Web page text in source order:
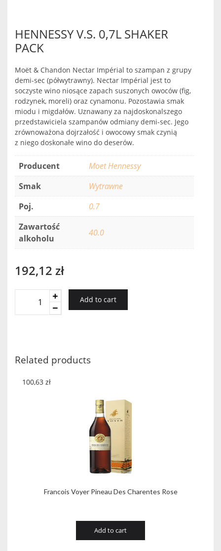
HENNESSY V.S. 0,7L SHAKER
PACK
Moët & Chandon Nectar Impérial to szampan z grupy
demi-sec (półwytrawny). Nectar Impérial jest to
soczyste wino niosące zapach suszonych owoców (fig,
rodzynek, moreli) oraz cynamonu. Pozostawia smak
miodu i migdałów. Uznawany za najdoskonalszego
przedstawiciela szampanów odmiany demi-sec. Jego
zrównoważona dojrzałość i owocowy smak czynią
z niego doskonałe wino do deserów.
Producent
Moet Hennessy
Smak
Wytrawne
Poj.
0.7
Zawartość
alkoholu
40.0
192,12 zł
HENNESSY
quantity
Add to cart
Related products
Francois Voyer Pineau Des Charentes Rose
100,63 zł
Add to cart